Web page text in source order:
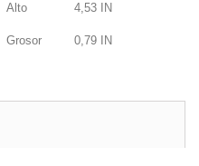
Alto 4,53 IN
Grosor 0,79 IN